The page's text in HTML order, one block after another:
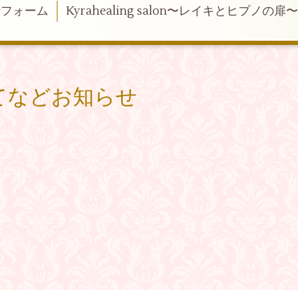
ォーム Kyrahealing salon〜レイキとヒプノの扉〜
どお知らせ